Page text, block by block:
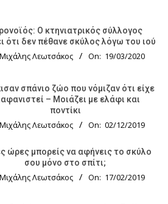
Ο κτηνιατρικός σύλλογος
ότι δεν πέθανε σκύλος λόγω του ιού
Μιχάλης Λεωτσάκος On: 19/03/2020
σπάνιο ζώο που νόμιζαν ότι είχε
– Μοιάζει με ελάφι και
ποντίκι
Μιχάλης Λεωτσάκος On: 02/12/2019
ώρες μπορείς να αφήνεις το σκύλο
σου μόνο στο σπίτι;
Μιχάλης Λεωτσάκος On: 17/02/2019